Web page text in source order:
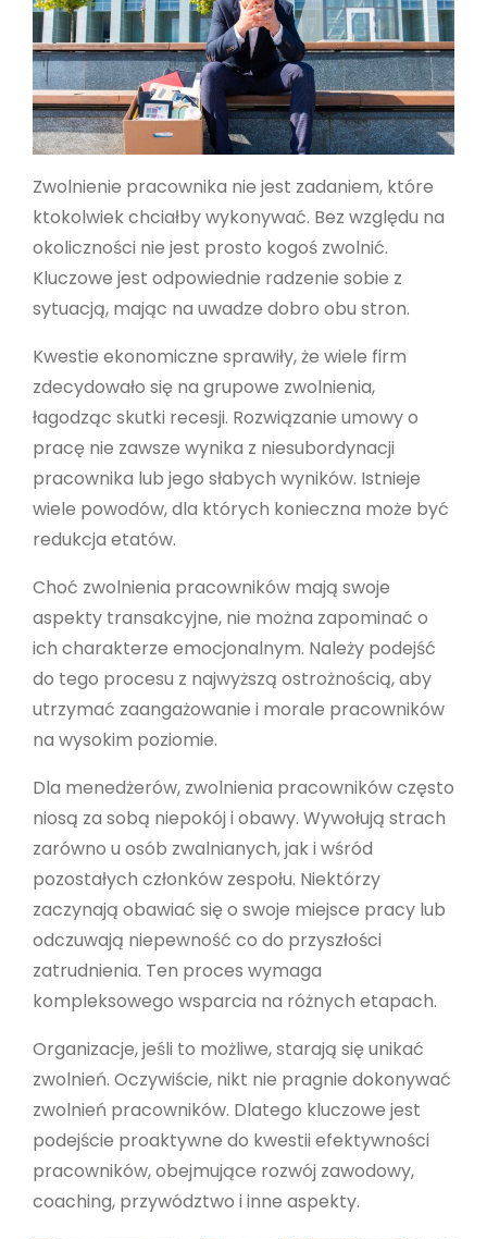
Zwolnienie pracownika nie jest zadaniem, które
ktokolwiek chciałby wykonywać. Bez względu na
okoliczności nie jest prosto kogoś zwolnić.
Kluczowe jest odpowiednie radzenie sobie z
sytuacją, mając na uwadze dobro obu stron.
Kwestie ekonomiczne sprawiły, że wiele firm
zdecydowało się na grupowe zwolnienia,
łagodząc skutki recesji. Rozwiązanie umowy o
pracę nie zawsze wynika z niesubordynacji
pracownika lub jego słabych wyników. Istnieje
wiele powodów, dla których konieczna może być
redukcja etatów.
Choć zwolnienia pracowników mają swoje
aspekty transakcyjne, nie można zapominać o
ich charakterze emocjonalnym. Należy podejść
do tego procesu z najwyższą ostrożnością, aby
utrzymać zaangażowanie i morale pracowników
na wysokim poziomie.
Dla menedżerów, zwolnienia pracowników często
niosą za sobą niepokój i obawy. Wywołują strach
zarówno u osób zwalnianych, jak i wśród
pozostałych członków zespołu. Niektórzy
zaczynają obawiać się o swoje miejsce pracy lub
odczuwają niepewność co do przyszłości
zatrudnienia. Ten proces wymaga
kompleksowego wsparcia na różnych etapach.
Organizacje, jeśli to możliwe, starają się unikać
zwolnień. Oczywiście, nikt nie pragnie dokonywać
zwolnień pracowników. Dlatego kluczowe jest
podejście proaktywne do kwestii efektywności
pracowników, obejmujące rozwój zawodowy,
coaching, przywództwo i inne aspekty.